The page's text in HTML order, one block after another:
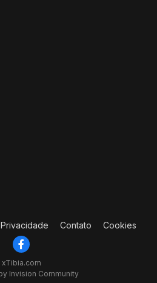
Contato Cookies
xTibia.com
Invision Community